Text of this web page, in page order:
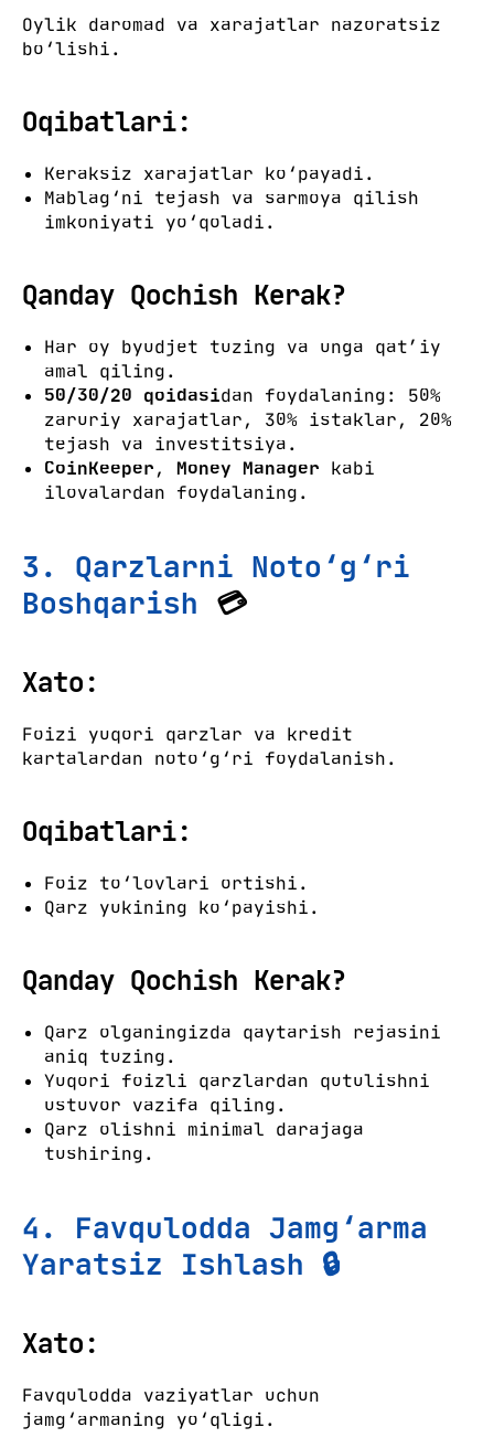
Oylik daromad va xarajatlar nazoratsiz
bo‘lishi.
Oqibatlari:
Keraksiz xarajatlar ko‘payadi.
Mablag‘ni tejash va sarmoya qilish
imkoniyati yo‘qoladi.
Qanday Qochish Kerak?
Har oy byudjet tuzing va unga qat’iy
amal qiling.
50/30/20 qoidasidan foydalaning: 50%
zaruriy xarajatlar, 30% istaklar, 20%
tejash va investitsiya.
CoinKeeper , Money Manager kabi
ilovalardan foydalaning.
3. Qarzlarni Noto‘g‘ri
Boshqarish 💳
Xato:
Foizi yuqori qarzlar va kredit
kartalardan noto‘g‘ri foydalanish.
Oqibatlari:
Foiz to‘lovlari ortishi.
Qarz yukining ko‘payishi.
Qanday Qochish Kerak?
Qarz olganingizda qaytarish rejasini
aniq tuzing.
Yuqori foizli qarzlardan qutulishni
ustuvor vazifa qiling.
Qarz olishni minimal darajaga
tushiring.
4. Favqulodda Jamg‘arma
Yaratsiz Ishlash 🔒
Xato:
Favqulodda vaziyatlar uchun
jamg‘armaning yo‘qligi.